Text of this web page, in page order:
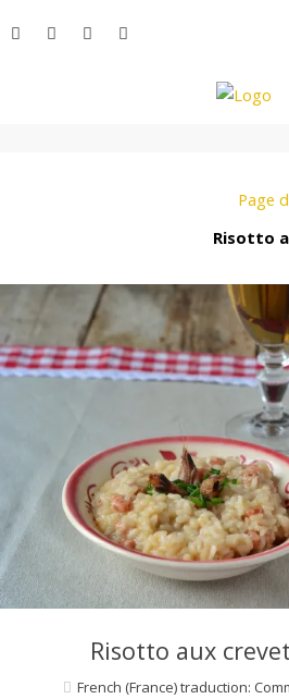
au
M
o
d
e
Page
Risotto
Risotto aux
French (France) traduction: